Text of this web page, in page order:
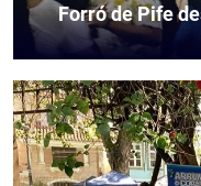
Forró de Pife